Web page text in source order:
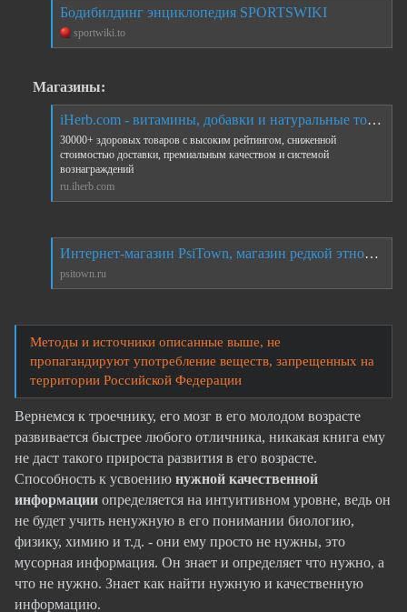
Бодибилдинг энциклопедия SPORTSWIKI
sportwiki.to
Магазины:
iHerb.com - витамины, добавки и натуральные товары для здоровья - iHerb
30000+ здоровых товаров с высоким рейтингом, сниженной
стоимостью доставки, премиальным качеством и системой
вознаграждений
ru.iherb.com
Интернет-магазин PsiTown, магазин редкой этноботаники для здоровья спорта и путешествий...
psitown.ru
Методы и источники описанные выше, не
пропагандируют употребление веществ, запрещенных на
территории Российской Федерации
Вернемся к троечнику, его мозг в его молодом возрасте
развивается быстрее любого отличника, никакая книга ему
не даст такого прироста развития в его возрасте.
Способность к усвоению нужной качественной
информации определяется на интуитивном уровне, ведь он
не будет учить ненужную в его понимании биологию,
физику, химию и т.д. - они ему просто не нужны, это
мусорная информация. Он знает и определяет что нужно, а
что не нужно. Знает как найти нужную и качественную
информацию.